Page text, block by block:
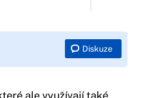
Diskuze
ale využívají také